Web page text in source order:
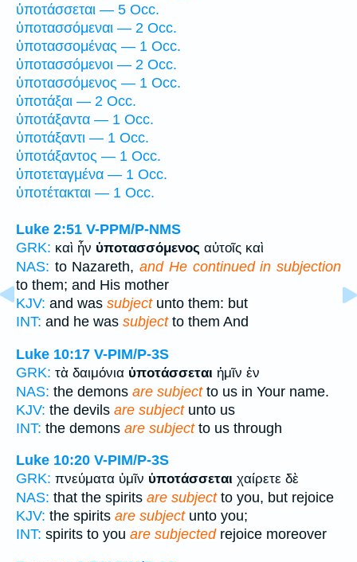
ὑποτάσσεται — 5 Occ.
ὑποτασσόμεναι — 2 Occ.
ὑποτασσομένας — 1 Occ.
ὑποτασσόμενοι — 2 Occ.
ὑποτασσόμενος — 1 Occ.
ὑποτάξαι — 2 Occ.
ὑποτάξαντα — 1 Occ.
ὑποτάξαντι — 1 Occ.
ὑποτάξαντος — 1 Occ.
ὑποτεταγμένα — 1 Occ.
ὑποτέτακται — 1 Occ.
Luke 2:51 V-PPM/P-NMS
GRK: καὶ ἦν ὑποτασσόμενος αὐτοῖς καὶ
NAS: to Nazareth,and He continued in subjection
to them; and His mother
KJV: and was subjectunto them: but
INT: and he was subjectto them And
Luke 10:17 V-PIM/P-3S
GRK: τὰ δαιμόνια ὑποτάσσεται ἡμῖν ἐν
NAS: the demons are subjectto us in Your name.
KJV: the devils are subjectunto us
INT: the demons are subjectto us through
Luke 10:20 V-PIM/P-3S
GRK: πνεύματα ὑμῖν ὑποτάσσεται χαίρετε δὲ
NAS: that the spirits are subjectto you, but rejoice
KJV: the spirits are subjectunto you;
INT: spirits to you are subjectedrejoice moreover